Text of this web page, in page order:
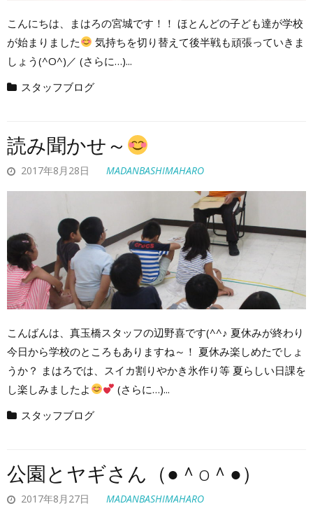
こんにちは、まはろの宮城です！！ ほとんどの子ども達が学校
が始まりました
気持ちを切り替えて後半戦も頑張っていきま
しょう(^O^)／ (さらに…)...
スタッフブログ
読み聞かせ～
2017年8月28日 MADANBASHIMAHARO
こんばんは、真玉橋スタッフの辺野喜です(^^♪ 夏休みが終わり
今日から学校のところもありますね～！ 夏休み楽しめたでしょ
うか？ まはろでは、スイカ割りやかき氷作り等 夏らしい日課を
し楽しみましたよ
(さらに…)...
スタッフブログ
公園とヤギさん（●＾o＾●）
2017年8月27日 MADANBASHIMAHARO